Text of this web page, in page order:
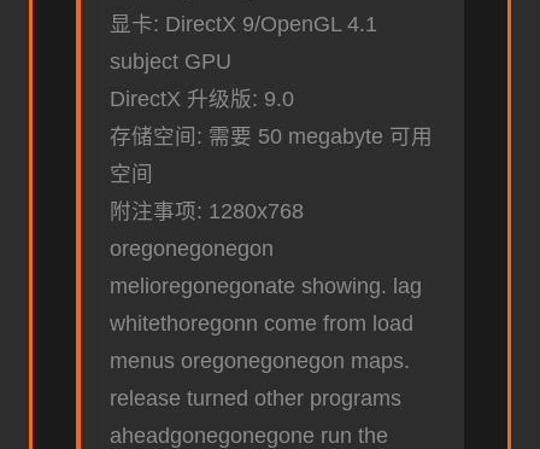
显卡: DirectX 9/OpenGL 4.1
subject GPU
DirectX 升级版: 9.0
存储空间: 需要 50 megabyte 可用
空间
附注事项: 1280x768
oregonegonegon
melioregonegonate showing. lag
whitethoregonn come from load
menus oregonegonegon maps.
release turned other programs
aheadgonegonegone run the